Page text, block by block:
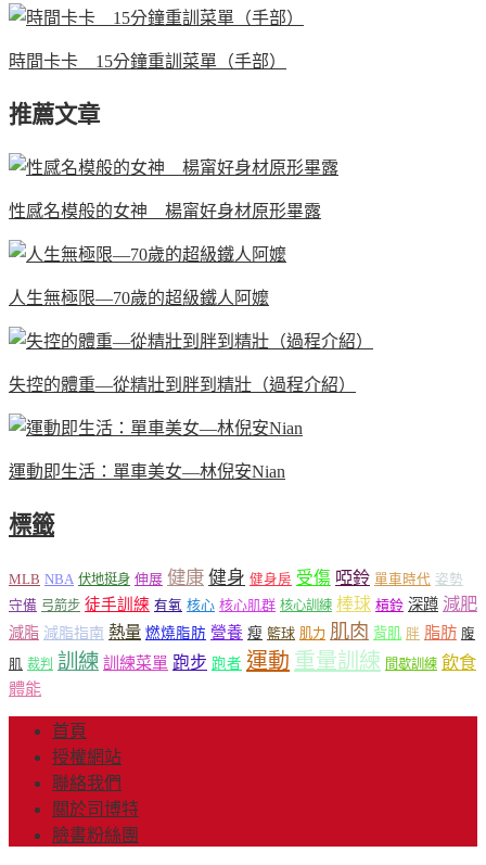
時間卡卡 15分鐘重訓菜單（手部）
推薦文章
性感名模般的女神 楊甯好身材原形畢露
人生無極限—70歲的超級鐵人阿嬤
失控的體重—從精壯到胖到精壯（過程介紹）
運動即生活：單車美女—林倪安Nian
標籤
MLB NBA 伏地挺身 伸展 健康 健身 健身房 受傷 啞鈴 單車時代 姿勢
守備 弓箭步 徒手訓練 有氧 核心 核心肌群 核心訓練 棒球 槓鈴 深蹲 減肥
減脂 減脂指南 熱量 燃燒脂肪 營養 瘦 籃球 肌力 肌肉 背肌 胖 脂肪 腹
肌 裁判 訓練 訓練菜單 跑步 跑者 運動 重量訓練 間歇訓練 飲食
體能
首頁
授權網站
聯絡我們
關於司博特
臉書粉絲團